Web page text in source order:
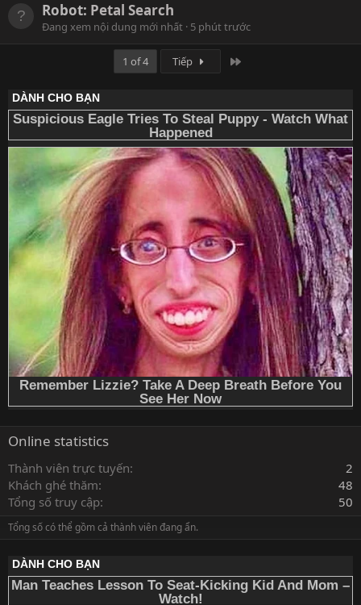
Robot: Petal Search
Đang xem nội dung mới nhất 5 phút trước
1 of 4 Tiếp
Online statistics
Thành viên trực tuyến
2
Khách ghé thăm
48
Tổng số truy cập
50
Tổng số có thể gồm cả thành viên đang ẩn.